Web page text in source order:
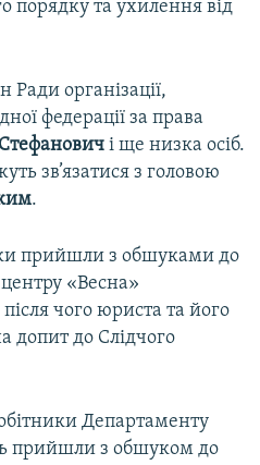
порядку та ухилення від
організації,
федерації за права
і ще низка осіб.
зв’язатися з головою
.
прийшли з обшуками до
«Весна»
після чого юриста та його
допит до Слідчого
Департаменту
прийшли з обшуком до